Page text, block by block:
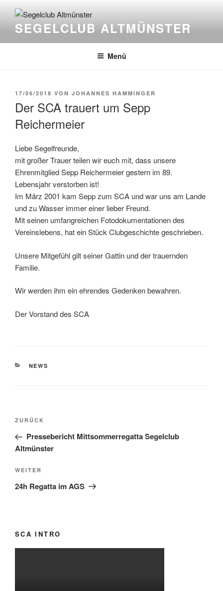
Inhalt
springenSEGELCLUB ALTMÜNSTER
Menü
VERÖFFENTLICHT
17/06/2018 VON JOHANNES HAMMINGER
Der SCA trauert um Sepp
Reichermeier
Liebe Segelfreunde,
mit großer Trauer teilen wir euch mit, dass unsere
Ehrenmitglied Sepp Reichermeier gestern im 89.
Lebensjahr verstorben ist!
Im März 2001 kam Sepp zum SCA und war uns am Lande
und zu Wasser immer einer lieber Freund.
Mit seinen umfangreichen Fotodokumentationen des
Vereinslebens, hat ein Stück Clubgeschichte geschrieben.
Unsere Mitgefühl gilt seiner Gattin und der trauernden
Familie.
Wir werden ihm ein ehrendes Gedenken bewahren.
Der Vorstand des SCA
KATEGORIEN
NEWS
Beitragsnavigation
Vorheriger
Beitrag
ZURÜCK
Pressebericht Mittsommerregatta Segelclub
Altmünster
Nächster
Beitrag
WEITER
24h Regatta im AGS
SCA INTRO